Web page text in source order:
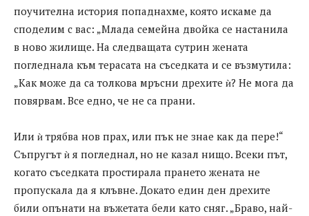
поучителна история попаднахме, която искаме да
споделим с вас: „Млада семейна двойка се настанила
в ново жилище. На следващата сутрин жената
погледнала към терасата на съседката и се възмутила:
„Как може да са толкова мръсни дрехите ѝ? Не мога да
повярвам. Все едно, че не са прани.
Или ѝ трябва нов прах, или пък не знае как да пере!“
Съпругът ѝ я погледнал, но не казал нищо. Всеки път,
когато съседката простирала прането жената не
пропускала да я клъвне. Докато един ден дрехите
били опънати на въжетата бели като сняг. „Браво, най-